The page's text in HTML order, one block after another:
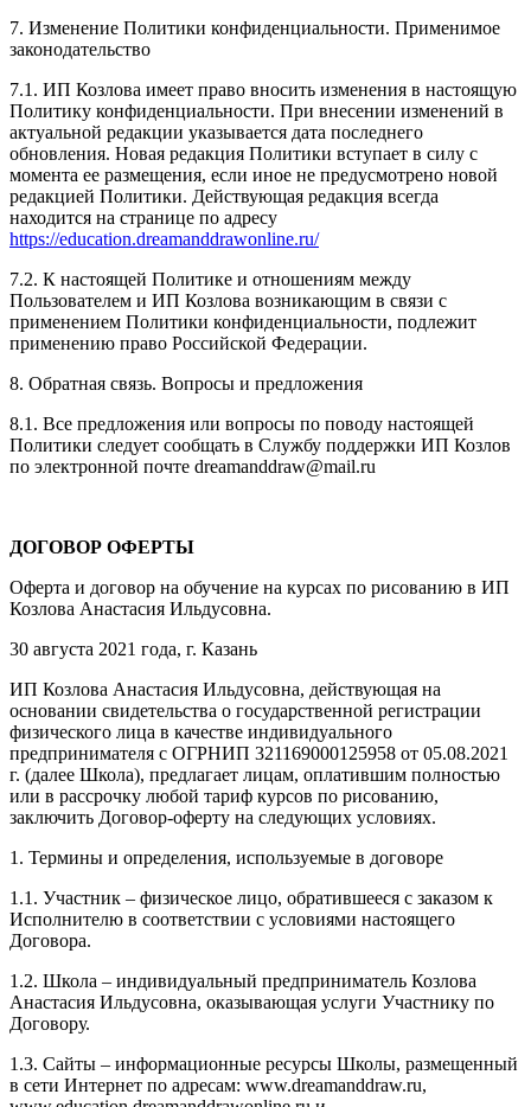
7. Изменение Политики конфиденциальности. Применимое
законодательство
7.1. ИП Козлова имеет право вносить изменения в настоящую
Политику конфиденциальности. При внесении изменений в
актуальной редакции указывается дата последнего
обновления. Новая редакция Политики вступает в силу с
момента ее размещения, если иное не предусмотрено новой
редакцией Политики. Действующая редакция всегда
находится на странице по адресу
https://education.dreamanddrawonline.ru/
7.2. К настоящей Политике и отношениям между
Пользователем и ИП Козлова возникающим в связи с
применением Политики конфиденциальности, подлежит
применению право Российской Федерации.
8. Обратная связь. Вопросы и предложения
8.1. Все предложения или вопросы по поводу настоящей
Политики следует сообщать в Службу поддержки ИП Козлов
по электронной почте dreamanddraw@mail.ru
ДОГОВОР ОФЕРТЫ
Оферта и договор на обучение на курсах по рисованию в ИП
Козлова Анастасия Ильдусовна.
30 августа 2021 года, г. Казань
ИП Козлова Анастасия Ильдусовна, действующая на
основании свидетельства о государственной регистрации
физического лица в качестве индивидуального
предпринимателя с ОГРНИП 321169000125958 от 05.08.2021
г. (далее Школа), предлагает лицам, оплатившим полностью
или в рассрочку любой тариф курсов по рисованию,
заключить Договор-оферту на следующих условиях.
1. Термины и определения, используемые в договоре
1.1. Участник – физическое лицо, обратившееся с заказом к
Исполнителю в соответствии с условиями настоящего
Договора.
1.2. Школа – индивидуальный предприниматель Козлова
Анастасия Ильдусовна, оказывающая услуги Участнику по
Договору.
1.3. Сайты – информационные ресурсы Школы, размещенный
в сети Интернет по адресам: www.dreamanddraw.ru,